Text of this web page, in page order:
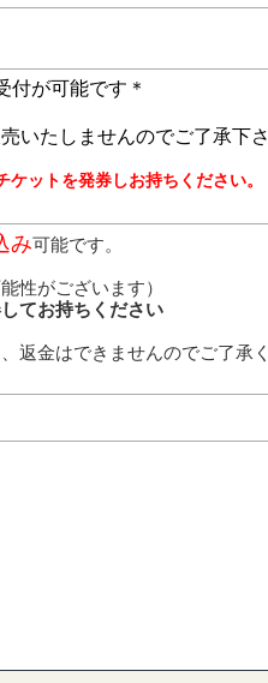
付が可能です ＊
いたしませんのでご了承下さ
ケットを発券しお持ちください。
み可能です。
性がございます）
てお持ちください
返金はできませんのでご了承く